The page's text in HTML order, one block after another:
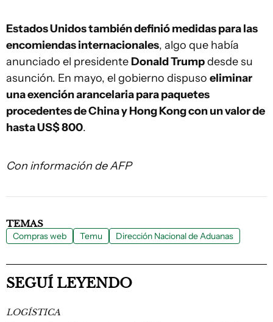
Estados Unidos también definió medidas para las
encomiendas internacionales, algo que había
anunciado el presidente Donald Trumpdesde su
asunción. En mayo, el gobierno dispuso eliminar
una exención arancelaria para paquetes
procedentes de China y Hong Kong con un valor de
hasta US$ 800.
Con información de AFP
TEMAS
Compras web Temu Dirección Nacional de Aduanas
SEGUÍ LEYENDO
LOGÍSTICA